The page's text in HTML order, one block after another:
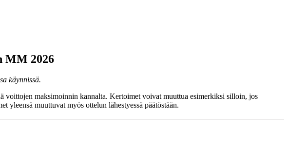
MM 2026
käynnissä.
voittojen maksimoinnin kannalta. Kertoimet voivat muuttua esimerkiksi silloin, jos
yleensä muuttuvat myös ottelun lähestyessä päätöstään.